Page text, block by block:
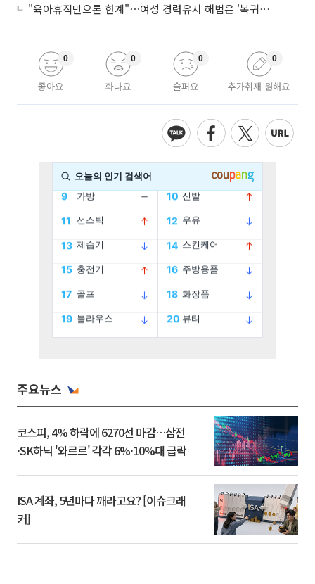
"육아휴직만으론 한계"⋯여성 경력유지 해법은 '복귀 후 유연근무’
좋아요
0
화나요
0
슬퍼요
0
추가취재 원해요
0
주요뉴스
코스피, 4% 하락에 6270선 마감…삼전
·SK하닉 '와르르' 각각 6%·10%대 급락
ISA 계좌, 5년마다 깨라고요? [이슈크래
커]